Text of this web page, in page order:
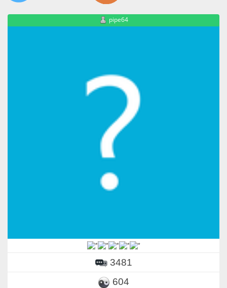
pipe64
3481
604